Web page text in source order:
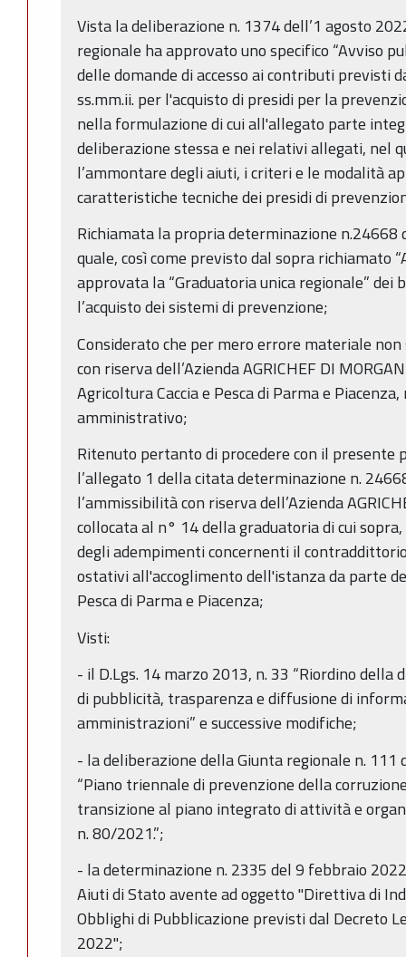
Vista la deliberazione n. 1374 dell’1 agosto
regionale ha approvato uno specifico “Avviso
delle domande di accesso ai contributi previsti
ss.mm.ii. per l'acquisto di presidi per la
nella formulazione di cui all'allegato parte
deliberazione stessa e nei relativi allegati, nel
l’ammontare degli aiuti, i criteri e le modalità
caratteristiche tecniche dei presidi di
Richiamata la propria determinazione n.24668
quale, così come previsto dal sopra richiamato
approvata la “Graduatoria unica regionale”
l’acquisto dei sistemi di prevenzione;
Considerato che per mero errore materiale
con riserva dell’Azienda AGRICHEF DI
Agricoltura Caccia e Pesca di Parma e
amministrativo;
Ritenuto pertanto di procedere con il
l’allegato 1 della citata determinazione n.
l’ammissibilità con riserva dell’Azienda
collocata al n° 14 della graduatoria di cui
degli adempimenti concernenti il
ostativi all'accoglimento dell'istanza da parte
Pesca di Parma e Piacenza;
Visti:
- il D.Lgs. 14 marzo 2013, n. 33 “Riordino
di pubblicità, trasparenza e diffusione di
amministrazioni” e successive modifiche;
- la deliberazione della Giunta regionale n. 111
“Piano triennale di prevenzione della
transizione al piano integrato di attività e
n. 80/2021.”;
- la determinazione n. 2335 del 9 febbraio
Aiuti di Stato avente ad oggetto "Direttiva di
Obblighi di Pubblicazione previsti dal Decreto
2022";